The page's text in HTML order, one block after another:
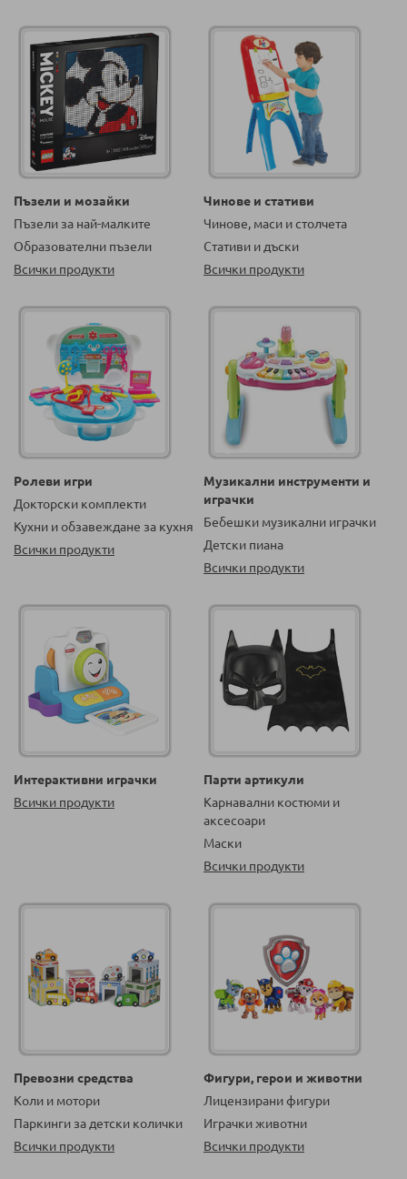
Пъзели и мозайки
Пъзели за най-малките
Образователни пъзели
Всички продукти
Чинове и стативи
Чинове, маси и столчета
Стативи и дъски
Всички продукти
Ролеви игри
Докторски комплекти
Кухни и обзавеждане за кухня
Всички продукти
Музикални инструменти и
играчки
Бебешки музикални играчки
Детски пиана
Всички продукти
Интерактивни играчки
Всички продукти
Парти артикули
Карнавални костюми и
аксесоари
Маски
Всички продукти
Превозни средства
Коли и мотори
Паркинги за детски колички
Всички продукти
Фигури, герои и животни
Лицензирани фигури
Играчки животни
Всички продукти